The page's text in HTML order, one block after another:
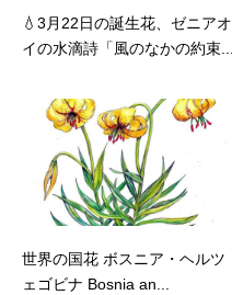
💧3月22日の誕生花、ゼニアオ
イの水滴詩「風のなかの約束...
世界の国花 ボスニア・ヘルツ
ェゴビナ Bosnia an...